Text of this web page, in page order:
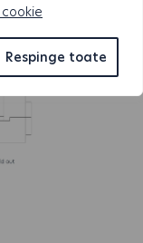
Respinge toate